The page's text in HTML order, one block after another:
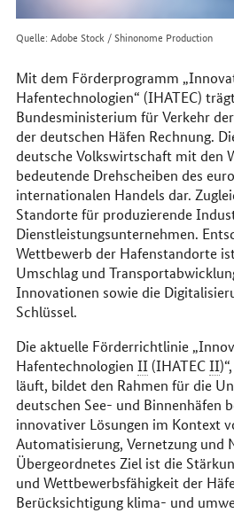
Quelle: Adobe Stock / Shinonome Production
Mit dem Förderprogramm
Hafentechnologien“ (IHATEC)
Bundesministerium für Verkehr
der deutschen Häfen Rechnung.
deutsche Volkswirtschaft mit den
bedeutende Drehscheiben des
internationalen Handels dar.
Standorte für produzierende
Dienstleistungsunternehmen.
Wettbewerb der Hafenstandorte
Umschlag und
Innovationen sowie die
Schlüssel.
Die aktuelle Förderrichtlinie
Hafentechnologien II(IHATECII
läuft, bildet den Rahmen für die
deutschen See- und Binnenhäfen
innovativer Lösungen im Kontext
Automatisierung, Vernetzung und
Übergeordnetes Ziel ist die
und Wettbewerbsfähigkeit der
Berücksichtigung klima- und